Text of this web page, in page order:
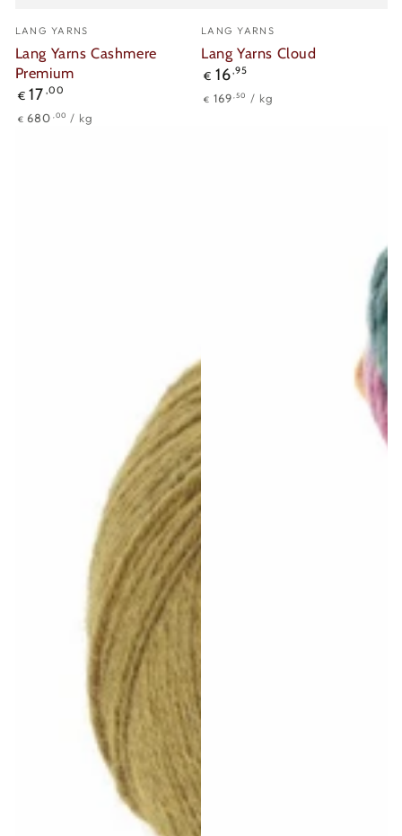
Verkäufer/in:
LANG YARNS
Lang Yarns Cashmere
Premium
Regulärer
Preis
€ 17 ,00
Stückpreis
€ 680 ,00 / pro
kg
Verkäufer/in:
LANG YARNS
Lang Yarns Cloud
Regulärer
Preis
€ 16 ,95
Stückpreis
€ 169 ,50 / pro
kg